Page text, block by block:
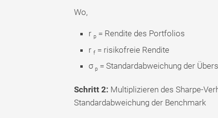
Wo,
r p= Rendite des Portfolios
r f= risikofreie Rendite
σ p= Standardabweichung der
Schritt 2: Multiplizieren des Sharpe-
Standardabweichung der Benchmark